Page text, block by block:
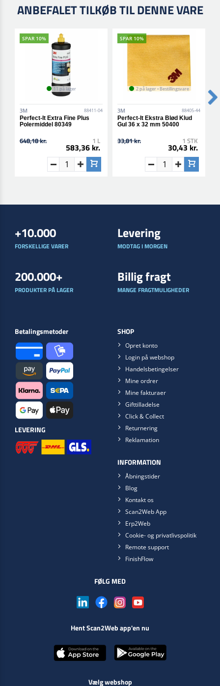
ANBEFALET TILKØB TIL DENNE VARE
SPAR 10%
11 på lager
3M 88411-04
Perfect-It Extra Fine Plus
Polermiddel 80349
648,18 kr. 1 L
583,36 kr.
SPAR 10%
2 på lager • Bestillingsvare
3M 88405-44
Perfect-It Ekstra Blød Klud
Gul 36 x 32 mm 50400
33,81 kr. 1 STK
30,43 kr.
+10.000
FORSKELLIGE VARER
Levering
MODTAG I MORGEN
200.000+
PRODUKTER PÅ LAGER
Billig fragt
MANGE FRAGTMULIGHEDER
Betalingsmetoder
LEVERING
SHOP
Opret konto
Login på webshop
Handelsbetingelser
Mine ordrer
Mine fakturaer
Gifttilladelse
Click & Collect
Returnering
Reklamation
INFORMATION
Åbningstider
Blog
Kontakt os
Scan2Web App
Erp2Web
Cookie- og privatlivspolitik
Remote support
FinishFlow
FØLG MED
Hent Scan2Web app'en nu
Vælg webshop